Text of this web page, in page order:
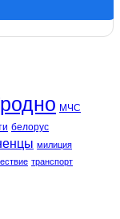
МЧС
белорус
милиция
транспорт